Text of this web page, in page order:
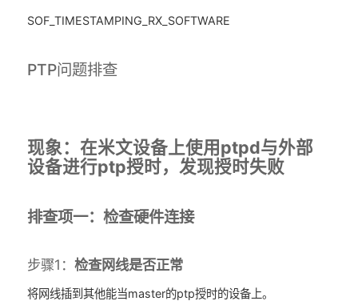
SOF_TIMESTAMPING_RX_SOFTWARE
PTP问题排查
现象：在米文设备上使用ptpd与外部
设备进行ptp授时，发现授时失败
排查项一：检查硬件连接
步骤1：检查网线是否正常
将网线插到其他能当master的ptp授时的设备上。